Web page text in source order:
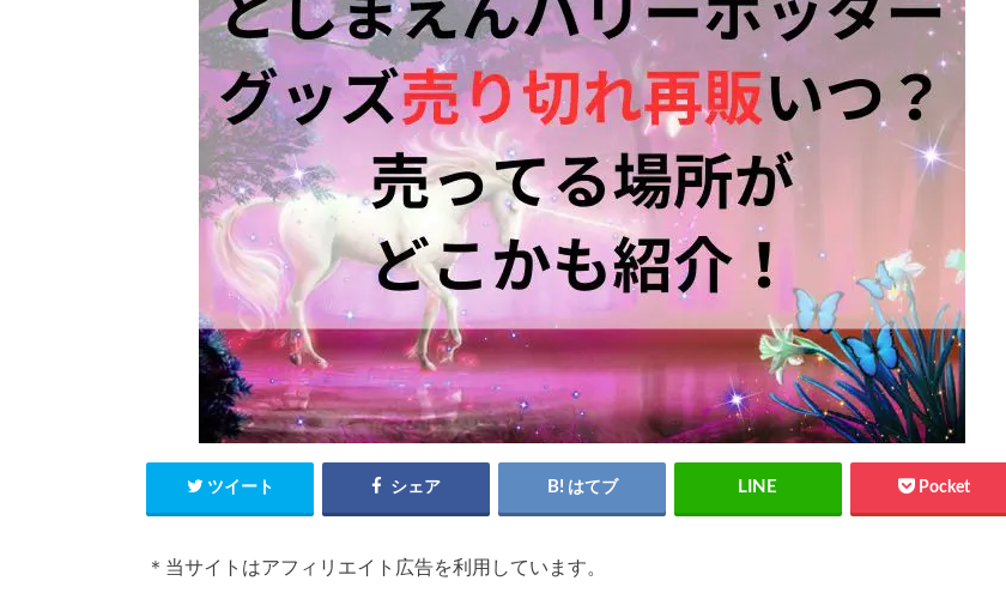
ツイート シェア はてブ Pocket
＊当サイトはアフィリエイト広告を利用しています。